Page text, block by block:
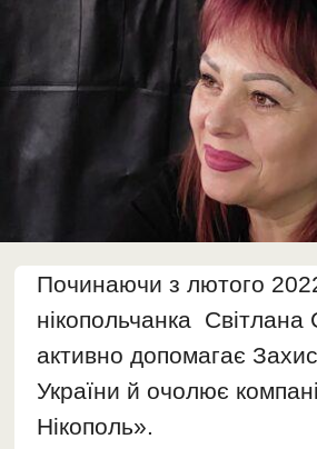
Починаючи з лютого
нікопольчанка Світлана
активно допомагає
України й очолює
Нікополь».